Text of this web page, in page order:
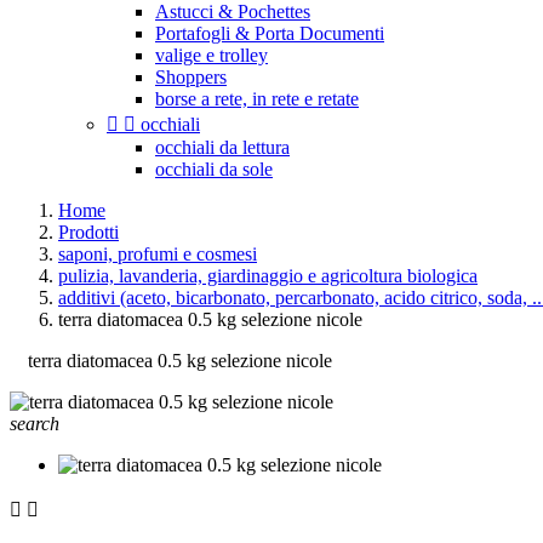
Astucci & Pochettes
Portafogli & Porta Documenti
valige e trolley
Shoppers
borse a rete, in rete e retate
  occhiali
occhiali da lettura
occhiali da sole
Home
Prodotti
saponi, profumi e cosmesi
pulizia, lavanderia, giardinaggio e agricoltura biologica
additivi (aceto, bicarbonato, percarbonato, acido citrico, soda,
terra diatomacea 0.5 kg selezione nicole
terra diatomacea 0.5 kg selezione nicole
search
 